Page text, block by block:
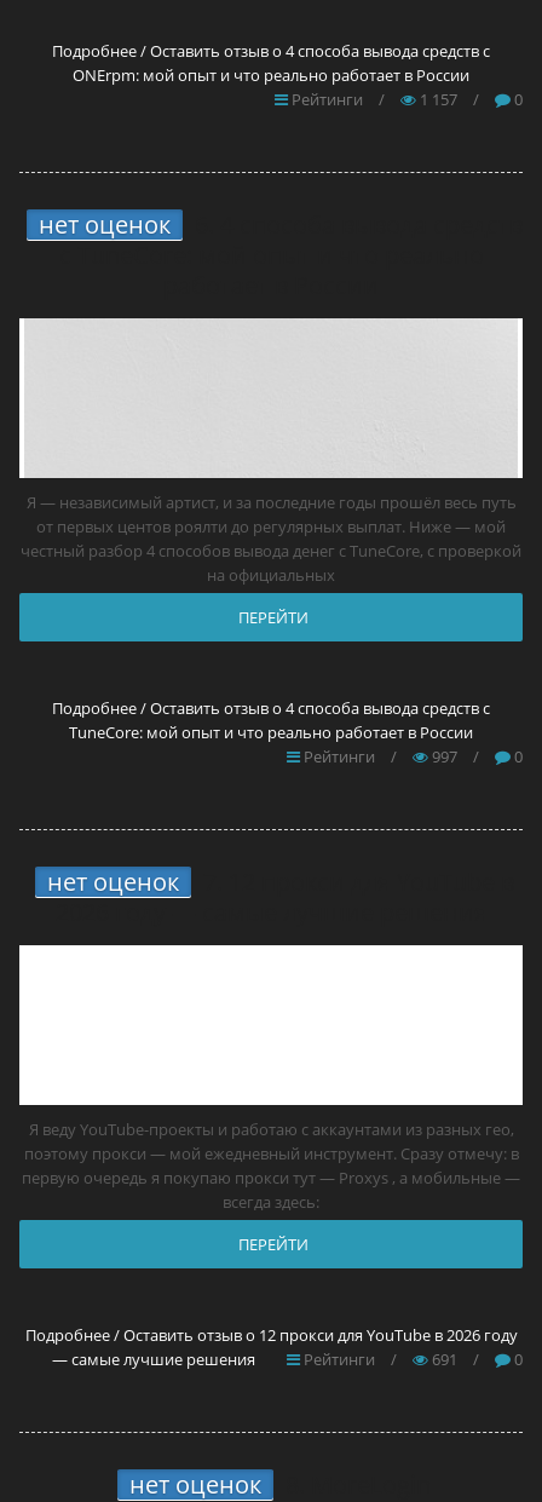
Подробнее / Оставить отзыв о 4 способа вывода средств с
ONErpm: мой опыт и что реально работает в России
Рейтинги
/ 1 157 / 0
нет оценок
Я — независимый артист, и за последние годы прошёл весь путь
от первых центов роялти до регулярных выплат. Ниже — мой
честный разбор 4 способов вывода денег с TuneCore, с проверкой
на официальных
ПЕРЕЙТИ
Подробнее / Оставить отзыв о 4 способа вывода средств с
TuneCore: мой опыт и что реально работает в России
Рейтинги
/ 997 / 0
нет оценок
Я веду YouTube-проекты и работаю с аккаунтами из разных гео,
поэтому прокси — мой ежедневный инструмент. Сразу отмечу: в
первую очередь я покупаю прокси тут — Proxys , а мобильные —
всегда здесь:
ПЕРЕЙТИ
Подробнее / Оставить отзыв о 12 прокси для YouTube в 2026 году
— самые лучшие решения
Рейтинги / 691 / 0
нет оценок